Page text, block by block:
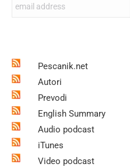
Pescanik.net
Autori
Prevodi
English Summary
Audio podcast
iTunes
Video podcast